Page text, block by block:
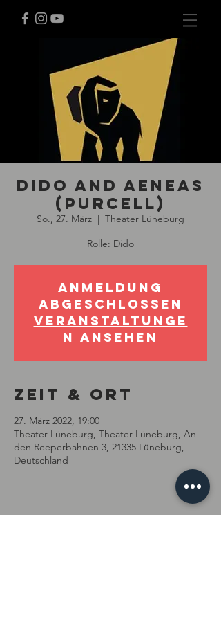
Dido and Aeneas
(Purcell)
So., 27. März
  |
Theater Lüneburg
Rolle: Dido
Anmeldung
abgeschlossen
Veranstaltunge
n ansehen
Zeit & Ort
27. März 2022, 19:00
Theater Lüneburg, Theater Lüneburg, An
den Reeperbahnen 3, 21335 Lüneburg,
Deutschland